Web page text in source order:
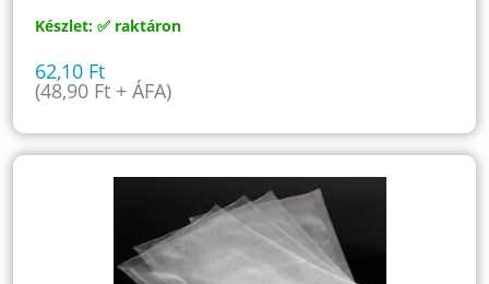
Készlet: ✅ raktáron
62,10 Ft
(48,90 Ft + ÁFA)